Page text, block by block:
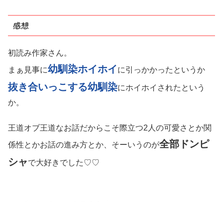
感想
初読み作家さん。
まぁ見事に幼馴染ホイホイに引っかかったというか
抜き合いっこする幼馴染にホイホイされたという
か。
王道オブ王道なお話だからこそ際立つ2人の可愛さとか関
係性とかお話の進み方とか、そーいうのが全部ドンピ
シャで大好きでした♡♡